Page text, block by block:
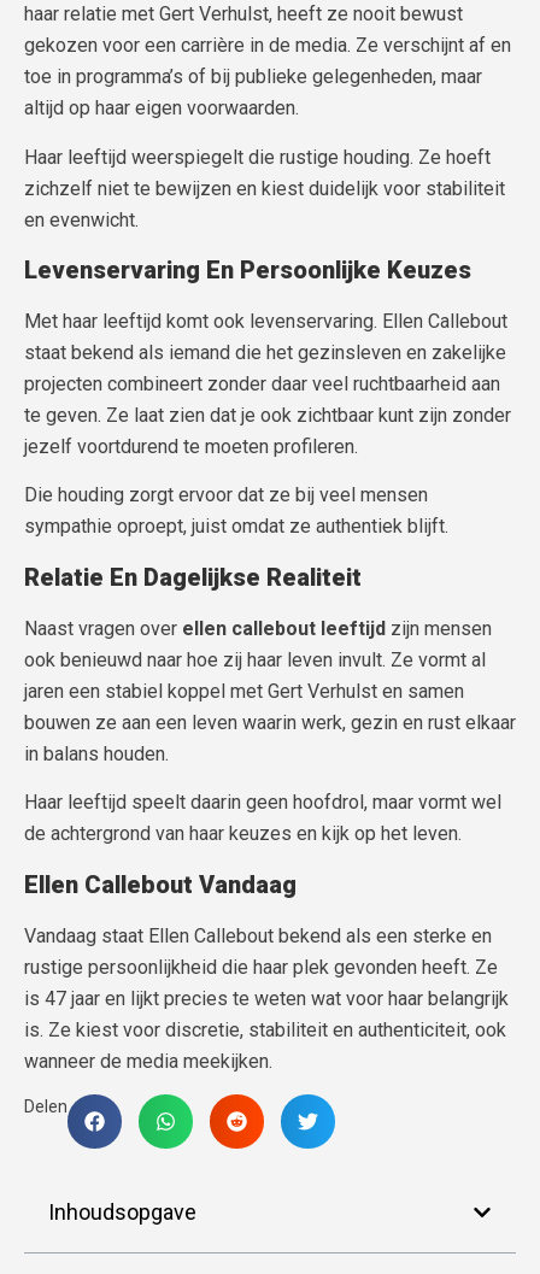
haar relatie met Gert Verhulst, heeft ze nooit bewust
gekozen voor een carrière in de media. Ze verschijnt af en
toe in programma’s of bij publieke gelegenheden, maar
altijd op haar eigen voorwaarden.
Haar leeftijd weerspiegelt die rustige houding. Ze hoeft
zichzelf niet te bewijzen en kiest duidelijk voor stabiliteit
en evenwicht.
Levenservaring En Persoonlijke Keuzes
Met haar leeftijd komt ook levenservaring. Ellen Callebout
staat bekend als iemand die het gezinsleven en zakelijke
projecten combineert zonder daar veel ruchtbaarheid aan
te geven. Ze laat zien dat je ook zichtbaar kunt zijn zonder
jezelf voortdurend te moeten profileren.
Die houding zorgt ervoor dat ze bij veel mensen
sympathie oproept, juist omdat ze authentiek blijft.
Relatie En Dagelijkse Realiteit
Naast vragen over ellen callebout leeftijd zijn mensen
ook benieuwd naar hoe zij haar leven invult. Ze vormt al
jaren een stabiel koppel met Gert Verhulst en samen
bouwen ze aan een leven waarin werk, gezin en rust elkaar
in balans houden.
Haar leeftijd speelt daarin geen hoofdrol, maar vormt wel
de achtergrond van haar keuzes en kijk op het leven.
Ellen Callebout Vandaag
Vandaag staat Ellen Callebout bekend als een sterke en
rustige persoonlijkheid die haar plek gevonden heeft. Ze
is 47 jaar en lijkt precies te weten wat voor haar belangrijk
is. Ze kiest voor discretie, stabiliteit en authenticiteit, ook
wanneer de media meekijken.
Delen
Inhoudsopgave